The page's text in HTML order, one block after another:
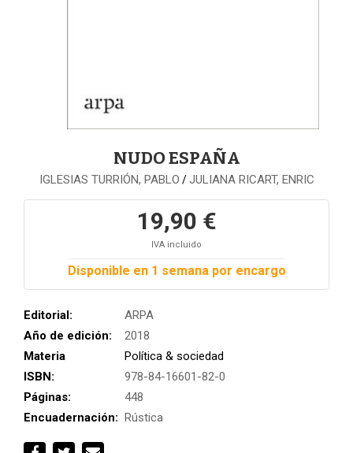
NUDO ESPAÑA
IGLESIAS TURRIÓN, PABLO /JULIANA RICART, ENRIC
19,90 €
IVA incluido
Disponible en 1 semana por encargo
Editorial:
ARPA
Año de edición:
2018
Materia
Política & sociedad
ISBN:
978-84-16601-82-0
Páginas:
448
Encuadernación: Rústica